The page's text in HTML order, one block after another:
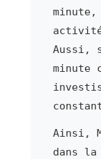
Aussi,
minute
Ainsi,
dans la